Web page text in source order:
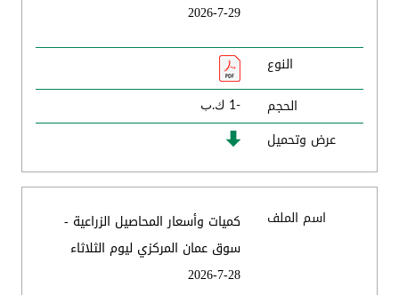
29-7-2026
النوع
الحجم
-1 ك.ب
عرض وتحميل
اسم الملف
كميات وأسعار المحاصيل الزراعية -
سوق عمان المركزي ليوم الثلاثاء
28-7-2026